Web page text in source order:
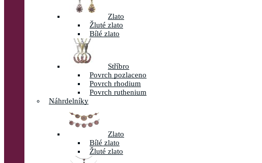
Zlato
Žluté zlato
Bílé zlato
Stříbro
Povrch pozlaceno
Povrch rhodium
Povrch ruthenium
Náhrdelníky
Zlato
Bílé zlato
Žluté zlato